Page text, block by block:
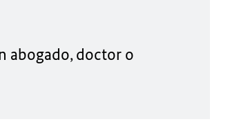
abogado, doctor o